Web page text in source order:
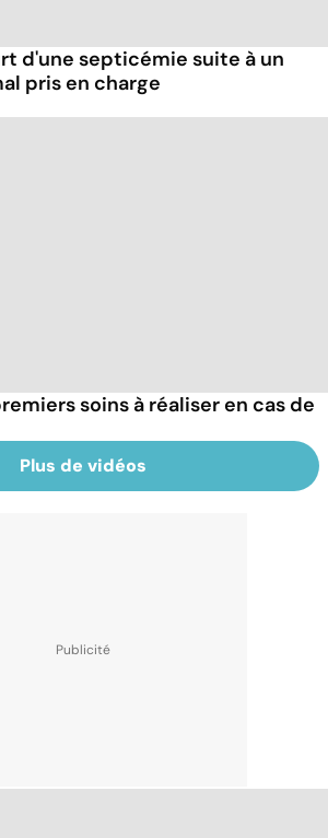
d'une septicémie suite à un
pris en charge
soins à réaliser en cas de
Plus de vidéos